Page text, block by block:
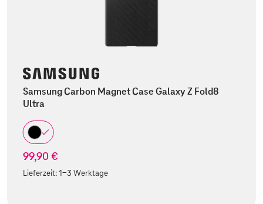
Samsung Carbon Magnet Case Galaxy Z Fold8
Ultra
99,90 €
Lieferzeit:1-3 Werktage